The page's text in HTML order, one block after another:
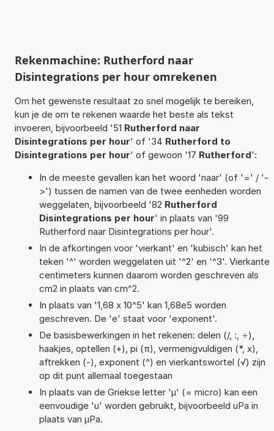
Rekenmachine: Rutherford naar
Disintegrations per hour omrekenen
Om het gewenste resultaat zo snel mogelijk te bereiken,
kun je de om te rekenen waarde het beste als tekst
invoeren, bijvoorbeeld '51 Rutherford naar
Disintegrations per hour' of '34 Rutherford to
Disintegrations per hour' of gewoon '17 Rutherford':
In de meeste gevallen kan het woord 'naar' (of '=' / '-
>') tussen de namen van de twee eenheden worden
weggelaten, bijvoorbeeld '82 Rutherford
Disintegrations per hour' in plaats van '99
Rutherford naar Disintegrations per hour'.
In de afkortingen voor 'vierkant' en 'kubisch' kan het
teken '^' worden weggelaten uit '^2' en '^3'. Vierkante
centimeters kunnen daarom worden geschreven als
cm2 in plaats van cm^2.
In plaats van '1,68 x 10^5' kan 1,68e5 worden
geschreven. De 'e' staat voor 'exponent'.
De basisbewerkingen in het rekenen: delen (/, :, ÷),
haakjes, optellen (+), pi (π), vermenigvuldigen (*, x),
aftrekken (-), exponent (^) en vierkantswortel (√) zijn
op dit punt allemaal toegestaan
In plaats van de Griekse letter 'µ' (= micro) kan een
eenvoudige 'u' worden gebruikt, bijvoorbeeld uPa in
plaats van µPa.